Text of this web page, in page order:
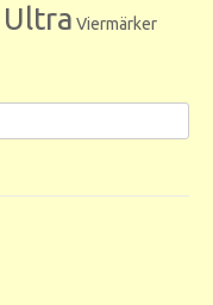
Ultra Viermärker